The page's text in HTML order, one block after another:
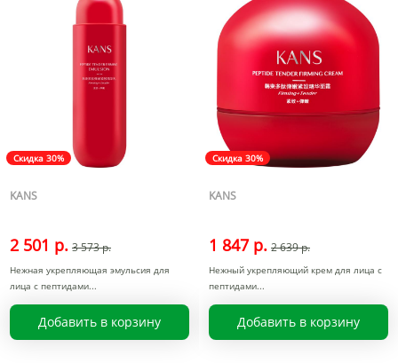
Скидка 30%
KANS
2 501 р. 3 573 р.
Нежная укрепляющая эмульсия для
лица с пептидами
Добавить в корзину
Скидка 30%
KANS
1 847 р. 2 639 р.
Нежный укрепляющий крем для лица с
пептидами
Добавить в корзину